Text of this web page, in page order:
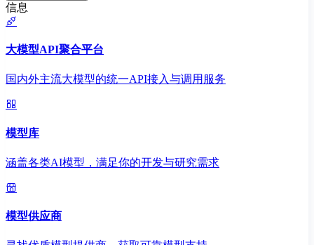
信息
大模型API聚合平台
国内外主流大模型的统一API接入与调用服务
模型库
涵盖各类AI模型，满足你的开发与研究需求
模型供应商